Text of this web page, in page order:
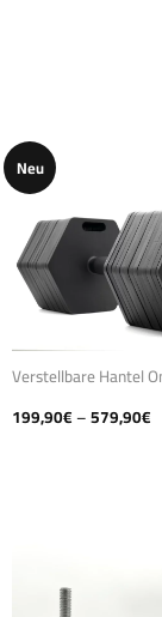
Neu
Verstellbare Hantel
199,90€–579,90€